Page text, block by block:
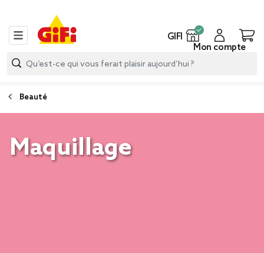
GIFI
Mon compte
Beauté
Maquillage